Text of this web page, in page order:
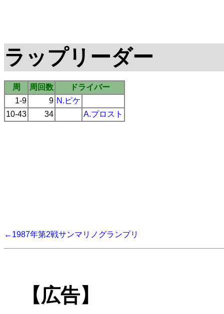
ラップリーダー
周 周回数
ドライバー
1-9
9 N.ピケ
10-43
34 A.プロスト
←1987年第2戦サンマリノグランプリ
【広告】